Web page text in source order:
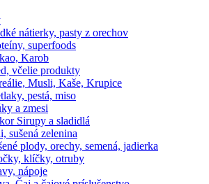
nátierky, pasty z orechov
superfoods
Karob
včelie produkty
Musli, Kaše, Krupice
pestá, miso
a zmesi
Sirupy a sladidlá
sušená zelenina
plody, orechy, semená, jadierka
klíčky, otruby
nápoje